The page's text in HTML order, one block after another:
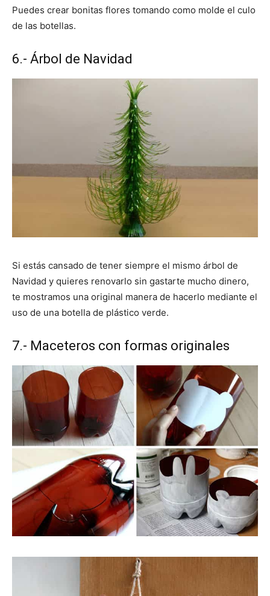
Puedes crear bonitas flores tomando como molde el culo
de las botellas.
6.- Árbol de Navidad
Si estás cansado de tener siempre el mismo árbol de
Navidad y quieres renovarlo sin gastarte mucho dinero,
te mostramos una original manera de hacerlo mediante el
uso de una botella de plástico verde.
7.- Maceteros con formas originales